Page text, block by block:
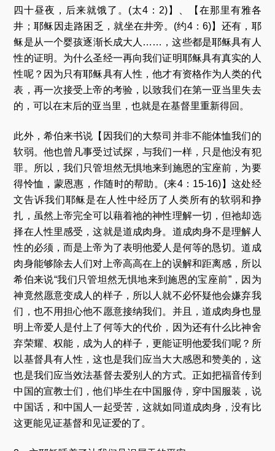
四十昼夜，后来就饿了。(太4：2)】、【在那里有雅各
井；耶稣因走路困乏，就坐在井旁。(约4：6)】还有，耶
稣是从一个婴孩逐渐长成大人……，这些都是耶稣具有人
性的证明。为什么圣经一再向我们证明耶稣具有真实的人
性呢？因为只有耶稣具有人性，他才有资格作为人类的代
表，再一次接受上帝的考验，以致我们在第一亚当里失去
的，可以在末后的亚当里，也就是在基督里重新得回。
此外，希伯来书说【因我们的大祭司并非不能体恤我们的
软弱。他也曾凡事受过试探，与我们一样，只是他没有犯
罪。所以，我们只管坦然无惧地来到施恩的宝座前，为要
得怜恤，蒙恩惠，作随时的帮助。(来4：15-16)】这处经
文告诉我们耶稣是在人性中经历了人类所有的软弱和挣
扎，虽然上帝完全可以藉着祂的神性理解一切，但祂却选
择在人性里感受，这就是道成肉身。道成肉身不是理解人
性的必须，而是上帝为了表明他爱人是何等的恳切。道成
肉身能够除去人们对上帝高高在上的误解和距离感，所以
希伯来说“我们只管坦然无惧地来到施恩的宝座前”，因为
神竟然愿意变成人的样子，所以人就不必怀疑他会嫌弃我
们，也不用担心他不愿意接纳我们。并且，道成肉身也显
明上帝爱人是付上了何等大的代价，因为还有什么比神舍
弃荣耀、权能，成为人的样子，更能证明他爱我们呢？所
以基督具有人性，这也是我们应当大大感恩和赞美的，这
也是我们应当效法基督去爱别人的方式。正如把福音传到
中国的宣教士们，他们毕生在中国服侍，穿中国服装，说
中国话，和中国人一起受苦，这就如同道成肉身，没有比
这更能见证基督和见证爱的了。